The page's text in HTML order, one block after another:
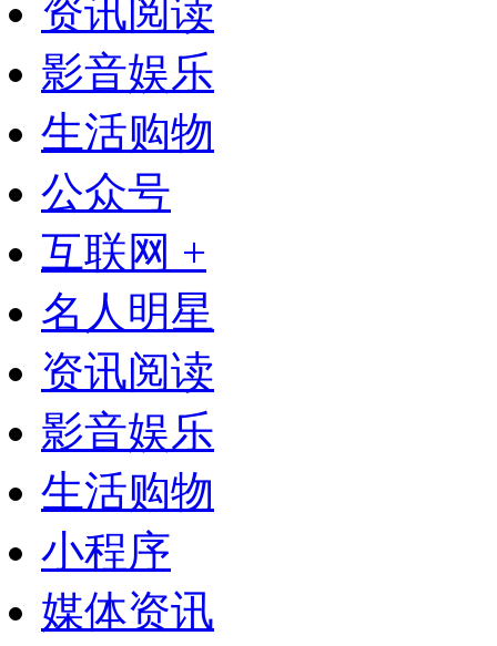
资讯阅读
影音娱乐
生活购物
公众号
互联网 +
名人明星
资讯阅读
影音娱乐
生活购物
小程序
媒体资讯